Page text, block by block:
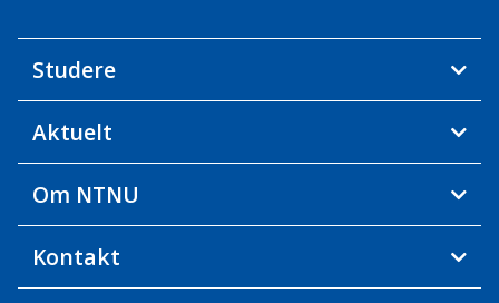
Studere
Aktuelt
Om NTNU
Kontakt